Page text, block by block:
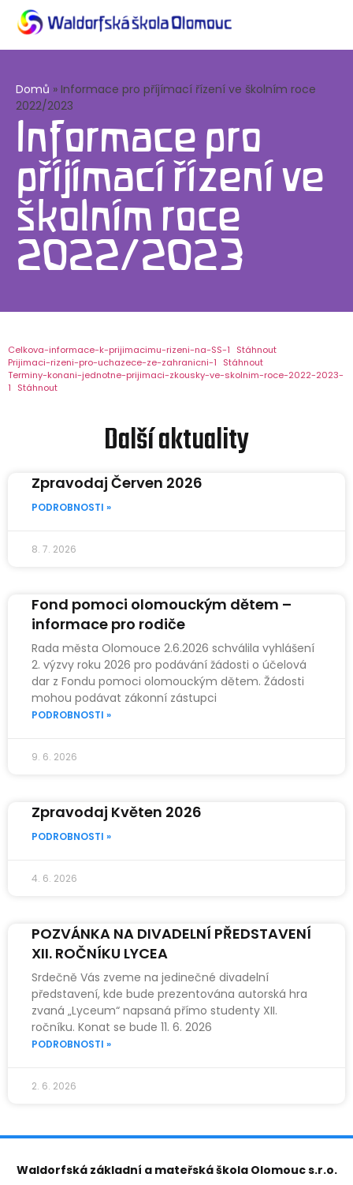
Domů » Informace pro příjímací řízení ve školním roce
2022/2023
Informace pro
příjímací řízení ve
školním roce
2022/2023
Celkova-informace-k-prijimacimu-rizeni-na-SS-1
Stáhnout
Prijimaci-rizeni-pro-uchazece-ze-zahranicni-1
Stáhnout
Terminy-konani-jednotne-prijimaci-zkousky-ve-skolnim-roce-2022-2023-
1
Stáhnout
Další aktuality
Zpravodaj Červen 2026
PODROBNOSTI »
8. 7. 2026
Fond pomoci olomouckým dětem –
informace pro rodiče
Rada města Olomouce 2.6.2026 schválila vyhlášení
2. výzvy roku 2026 pro podávání žádosti o účelová
dar z Fondu pomoci olomouckým dětem. Žádosti
mohou podávat zákonní zástupci
PODROBNOSTI »
9. 6. 2026
Zpravodaj Květen 2026
PODROBNOSTI »
4. 6. 2026
POZVÁNKA NA DIVADELNÍ PŘEDSTAVENÍ
XII. ROČNÍKU LYCEA
Srdečně Vás zveme na jedinečné divadelní
představení, kde bude prezentována autorská hra
zvaná „Lyceum“ napsaná přímo studenty XII.
ročníku. Konat se bude 11. 6. 2026
PODROBNOSTI »
2. 6. 2026
Waldorfská základní a mateřská škola Olomouc s.r.o.